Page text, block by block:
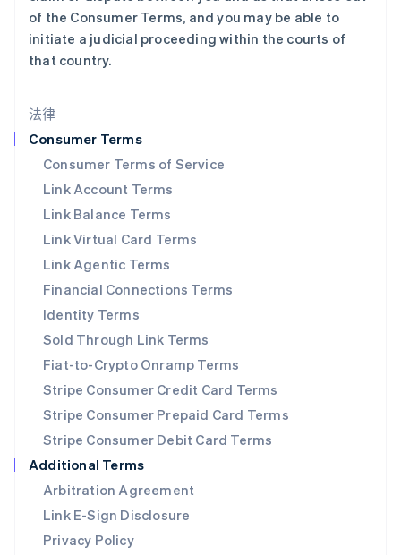
法律
Consumer Terms
Consumer Terms of Service
Link Account Terms
Link Balance Terms
Link Virtual Card Terms
Link Agentic Terms
Financial Connections Terms
Identity Terms
Sold Through Link Terms
Fiat-to-Crypto Onramp Terms
Stripe Consumer Credit Card Terms
Stripe Consumer Prepaid Card Terms
Stripe Consumer Debit Card Terms
Additional Terms
Arbitration Agreement
Link E-Sign Disclosure
Privacy Policy
of the Consumer Terms, and you may be able to
initiate a judicial proceeding within the courts of
that country.
马来西亚
English简体中文
美国
Español
挪威
葡萄牙
Português English
日本
日本語English
瑞典
SvenskaEnglish
Deutsch FrançaisItalianoEnglish
塞浦路斯
斯洛伐克
English
斯洛文尼亚
泰国
ไทยEnglish
希腊
English
西班牙
Español English
新加坡